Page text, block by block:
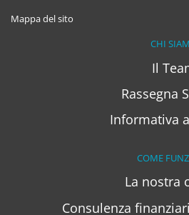
Mappa del sito
CHI
Il
Rassegna
Informativa
COME
La nostra
Consulenza